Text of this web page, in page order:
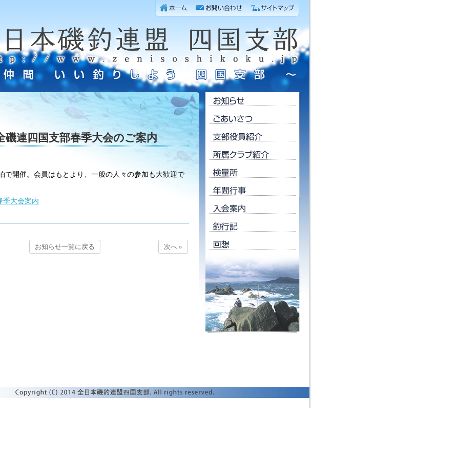
磯連四国支部春季大会のご案内
で開催。会員はもとより、一般の人々の参加も大歓迎で
季大会案内
お知らせ一覧に戻る 次へ »